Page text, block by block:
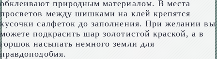
обклеивают природным материалом. В места
просветов между шишками на клей крепятся
кусочки салфеток до заполнения. При желании вы
можете подкрасить шар золотистой краской, а в
горшок насыпать немного земли для
правдоподобия.